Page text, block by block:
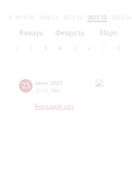
2019/20
2020/21 2021/22 2022/23
2023/24
Январь Февраль Март
2 3 4 5 6 7 8
23 июня 2023
20:00 Пт
Большой зал